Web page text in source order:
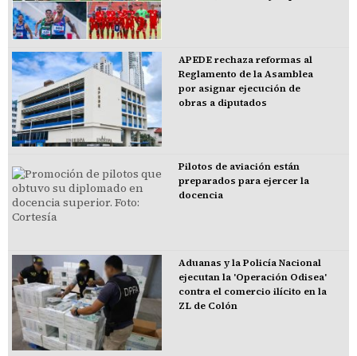
APEDE rechaza reformas al
Reglamento de la Asamblea
por asignar ejecución de
obras a diputados
Pilotos de aviación están
preparados para ejercer la
docencia
Aduanas y la Policía Nacional
ejecutan la 'Operación Odisea'
contra el comercio ilícito en la
ZL de Colón